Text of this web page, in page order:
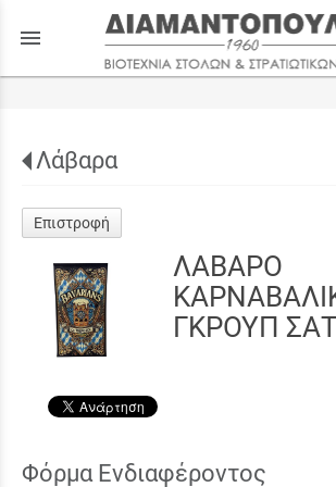
menu
Λάβαρα
Επιστροφή
ΛΑΒΑΡΟ
ΓΚΡΟΥΠ
Φόρμα Ενδιαφέροντος